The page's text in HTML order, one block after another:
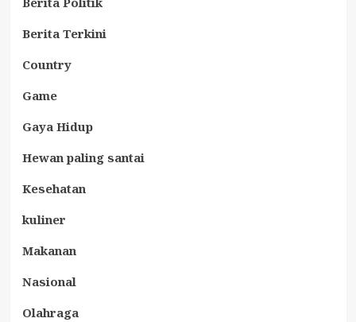
Berita Terkini
Country
Game
Gaya Hidup
Hewan paling santai
Kesehatan
kuliner
Makanan
Nasional
Olahraga